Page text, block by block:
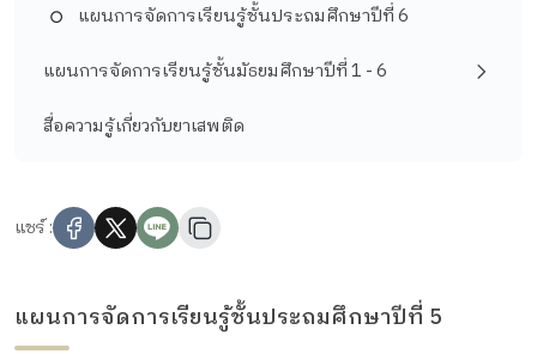
แผนการจัดการเรียนรู้ชั้นประถมศึกษาปีที่ 6
แผนการจัดการเรียนรู้ชั้นมัธยมศึกษาปีที่ 1 - 6
สื่อความรู้เกี่ยวกับยาเสพติด
แชร์ :
แผนการจัดการเรียนรู้ชั้นประถมศึกษาปีที่ 5